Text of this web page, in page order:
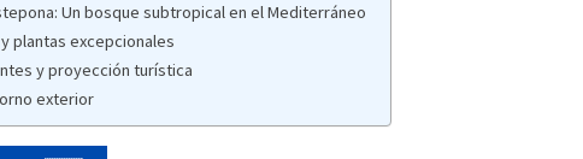
Un bosque subtropical en el Mediterráneo
plantas excepcionales
y proyección turística
exterior